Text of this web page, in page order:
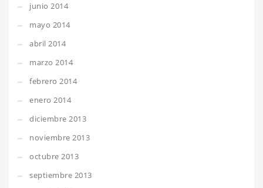
junio 2014
mayo 2014
abril 2014
marzo 2014
febrero 2014
enero 2014
diciembre 2013
noviembre 2013
octubre 2013
septiembre 2013